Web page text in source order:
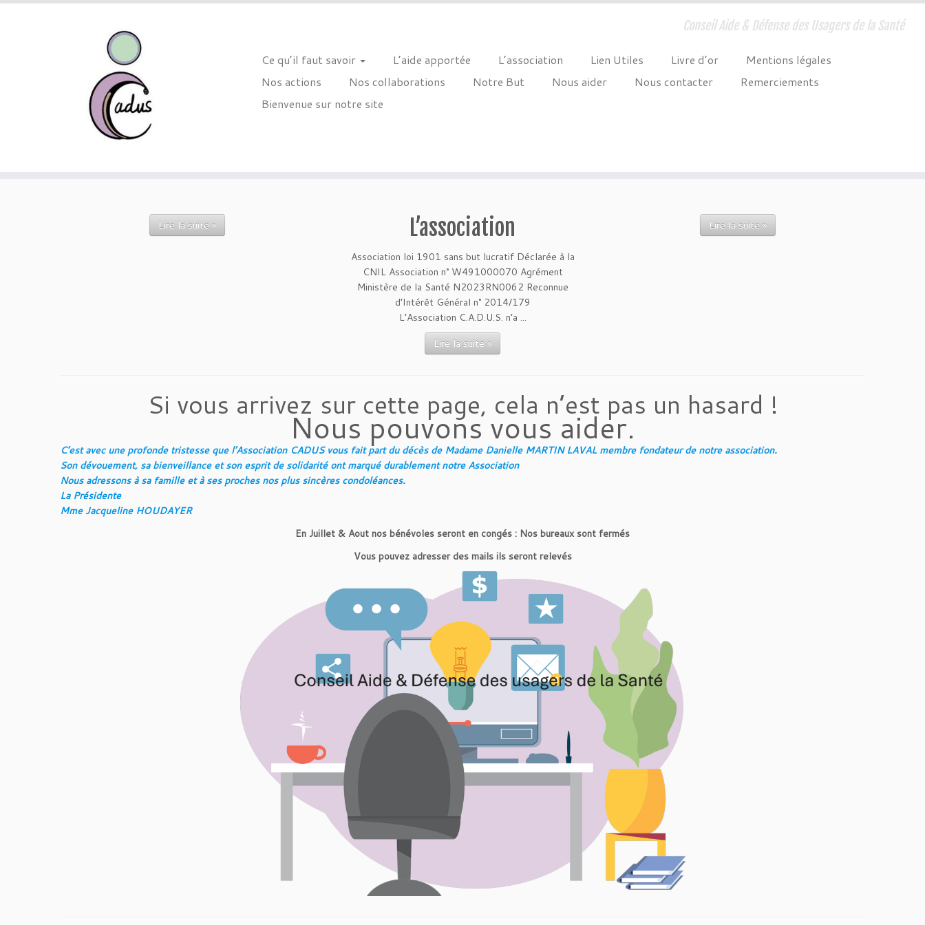
Conseil Aide & Défense des Usagers de la Santé
Ce qu’il faut savoir L’aide apportée L’association Lien Utiles Livre d’or
Mentions légales
Nos actions
Nos collaborations Notre But Nous aider Nous contacter
Remerciements
Bienvenue sur notre site
Lire la suite » L’association
Association loi 1901 sans but lucratif Déclarée à la
CNIL Association n° W491000070 Agrément
Ministère de la Santé N2023RN0062 Reconnue
d’Intérêt Général n° 2014/179
L’Association C.A.D.U.S. n’a ...
Lire la suite »
Lire la suite »
Si vous arrivez sur cette page, cela n’est pas un hasard !
Nous pouvons vous aider.
C’est avec une profonde tristesse que l’Association CADUS vous fait part du décès de Madame Danielle MARTIN LAVAL membre fondateur de notre association.
Son dévouement, sa bienveillance et son esprit de solidarité ont marqué durablement notre Association
Nous adressons à sa famille et à ses proches nos plus sincères condoléances.
La Présidente
Mme Jacqueline HOUDAYER
En Juillet & Aout nos bénévoles seront en congés : Nos bureaux sont fermés
Vous pouvez adresser des mails ils seront relevés